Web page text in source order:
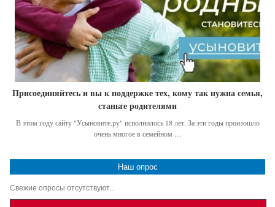
Присоединяйтесь и вы к поддержке тех, кому так нужна семья,
станьте родителями
В этом году сайту "Усыновите.ру" исполнилось 18 лет. За эти годы произошло
очень многое в семейном …
Наш опрос
Свежие опросы отсутствуют...